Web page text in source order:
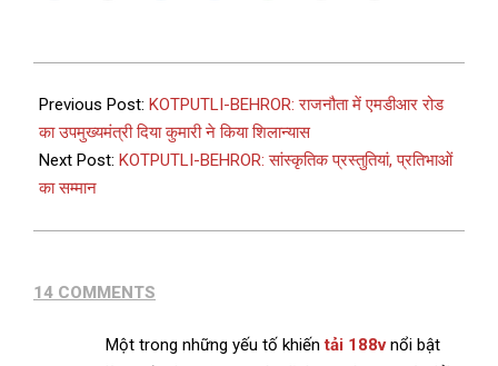
Previous Post: KOTPUTLI-BEHROR: राजनौता में एमडीआर रोड
का उपमुख्यमंत्री दिया कुमारी ने किया शिलान्यास
Next Post: KOTPUTLI-BEHROR: सांस्कृतिक प्रस्तुतियां, प्रतिभाओं
का सम्मान
14 COMMENTS
Một trong những yếu tố khiếntải 188vnổi bật